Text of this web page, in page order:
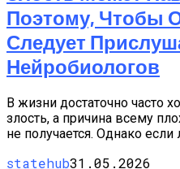
Поэтому, Чтобы
Следует
Нейробиологов
В жизни достаточно часто
злость, а причина всему
не получается. Однако если
statehub31.05.2026